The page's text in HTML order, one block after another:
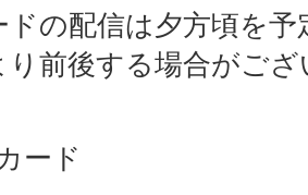
の配信は夕方頃を予
り前後する場合がご
ード